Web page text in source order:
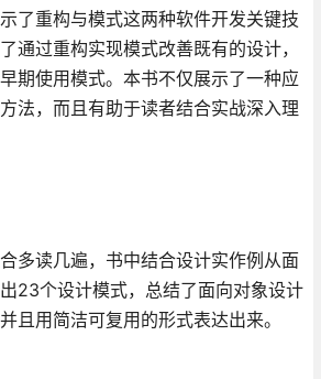
了重构与模式这两种软件开发关键技
通过重构实现模式改善既有的设计，
期使用模式。本书不仅展示了一种应
法，而且有助于读者结合实战深入理
多读几遍，书中结合设计实作例从面
23个设计模式，总结了面向对象设计
且用简洁可复用的形式表达出来。